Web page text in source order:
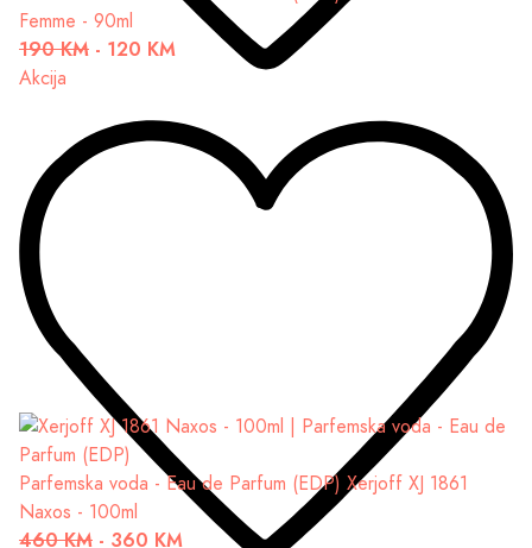
Femme - 90ml
190 KM - 120 KM
Akcija
Parfemska voda - Eau de Parfum (EDP) Xerjoff XJ 1861
Naxos - 100ml
460 KM - 360 KM